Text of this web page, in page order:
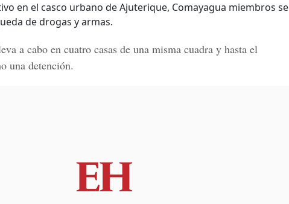
en el casco urbano de Ajuterique, Comayagua miembros se
de drogas y armas.
a cabo en cuatro casas de una misma cuadra y hasta el
una detención.